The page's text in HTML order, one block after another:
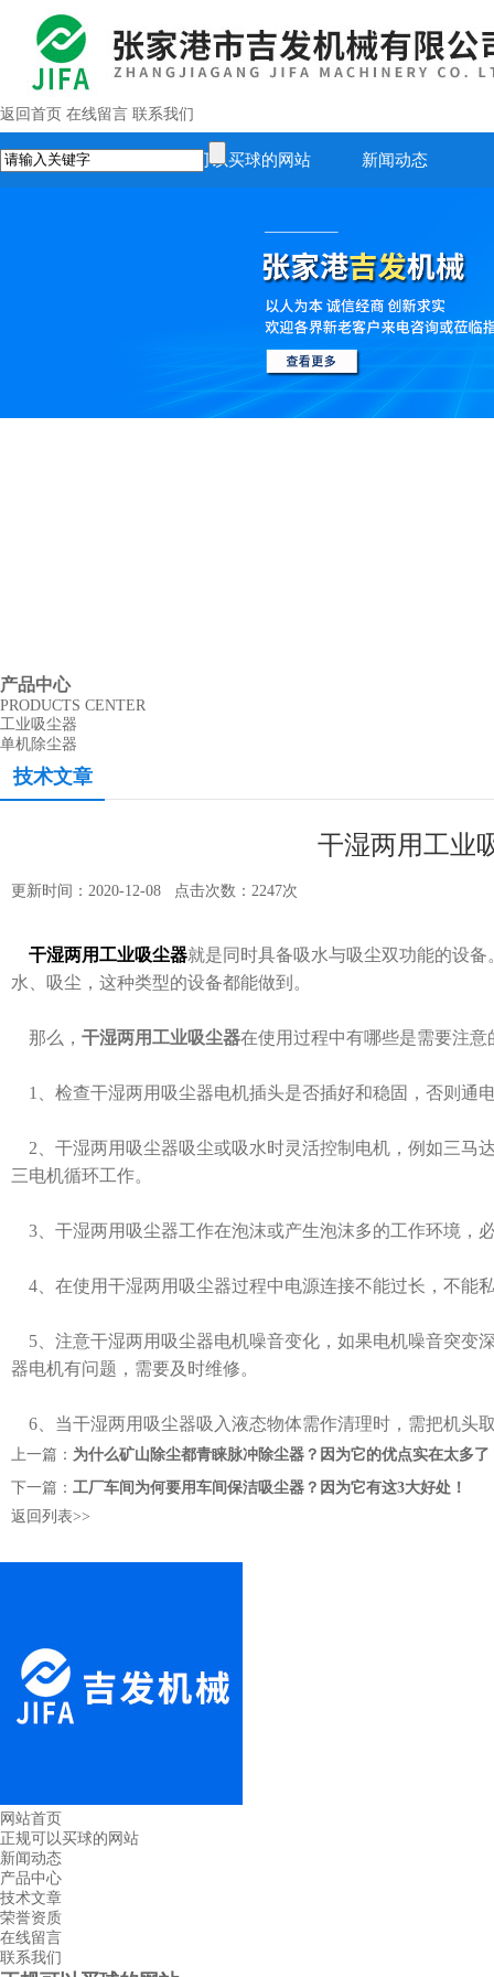
返回首页 在线留言 联系我们
首页 正规可以买球的网站 新闻动态
产品中心
PRODUCTS CENTER
工业吸尘器
单机除尘器
技术文章
干湿两用工业
更新时间：2020-12-08 点击次数：2247次
干湿两用工业吸尘器就是同时具备吸水与吸尘双功能的设
水、吸尘，这种类型的设备都能做到。
那么， 干湿两用工业吸尘器在使用过程中有哪些是需要注意
1、检查干湿两用吸尘器电机插头是否插好和稳固，否则通
2、干湿两用吸尘器吸尘或吸水时灵活控制电机，例如三马
三电机循环工作。
3、干湿两用吸尘器工作在泡沫或产生泡沫多的工作环境，
4、在使用干湿两用吸尘器过程中电源连接不能过长，不能
5、注意干湿两用吸尘器电机噪音变化，如果电机噪音突变
器电机有问题，需要及时维修。
6、当干湿两用吸尘器吸入液态物体需作清理时，需把机头
上一篇： 为什么矿山除尘都青睐脉冲除尘器？因为它的优点实在太多了
下一篇： 工厂车间为何要用车间保洁吸尘器？因为它有这3大好处！
返回列表>>
网站首页
正规可以买球的网站
新闻动态
产品中心
技术文章
荣誉资质
在线留言
联系我们